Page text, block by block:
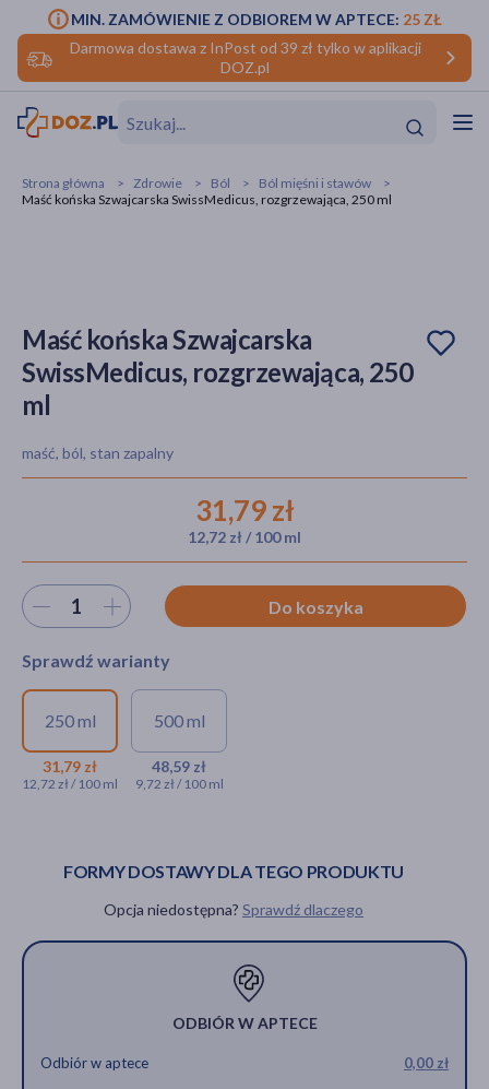
Darmowa dostawa z InPost od 39 zł tylko w aplikacji
DOZ.pl
MIN. ZAMÓWIENIE Z ODBIOREM W APTECE: 25 ZŁ
Strona główna Zdrowie Ból
Ból mięśni i stawów
Maść końska Szwajcarska SwissMedicus, rozgrzewająca, 250 ml
Maść końska Szwajcarska
SwissMedicus, rozgrzewająca, 250
ml
maść, ból, stan zapalny
31,79 zł
12,72 zł / 100 ml
Wybierz ilość Do koszyka
Sprawdź warianty
250 ml
31,79 zł
12,72 zł / 100 ml
Maść końska Szwajcarska
SwissMedicus,
rozgrzewająca, 250 ml
500 ml
48,59 zł
9,72 zł / 100 ml
FORMY DOSTAWY DLA TEGO PRODUKTU
Opcja niedostępna? Sprawdź dlaczego
ODBIÓR W APTECE
Odbiór w aptece 0,00 zł